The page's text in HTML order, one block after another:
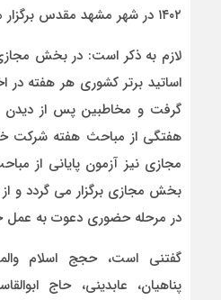
۱۴۰۲ در شهر مشهد مقدس برگزار می شود.
لازم به ذکر است: در بخش
اساتید برتر کشوری هر هفته در
گرفت و مخاطبین پس از دیدن
هفتگی از مباحث هفته شرکت
مجازی نیز آزمون پایانی از
بخش مجازی برگزار می گردد و
در مرحله حضوری دعوت به عمل
گفتنی است، حجج اسلام
پناهیان، عابدینی، حاج